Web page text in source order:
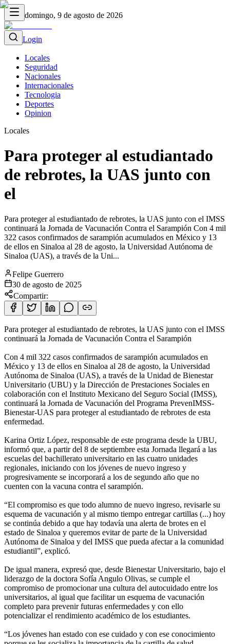
domingo, 9 de agosto de 2026
Login
Locales
Seguridad
Nacionales
Internacionales
Tecnologia
Deportes
Opinion
Locales
Para proteger al estudiantado
de rebrotes, la UAS junto con
el
Para proteger al estudiantado de rebrotes, la UAS junto con el IMSS
continuará la Jornada de Vacunación Contra el Sarampión Con 4 mil
322 casos confirmados de sarampión acumulados en México y 13
de ellos en Sinaloa al 28 de agosto, la Universidad Autónoma de
Sinaloa (UAS), a través de la Uni...
Felipe Guerrero
30 de agosto de 2025
Compartir:
Para proteger al estudiantado de rebrotes, la UAS junto con el IMSS
continuará la Jornada de Vacunación Contra el Sarampión
Con 4 mil 322 casos confirmados de sarampión acumulados en
México y 13 de ellos en Sinaloa al 28 de agosto, la Universidad
Autónoma de Sinaloa (UAS), a través de la Unidad de Bienestar
Universitario (UBU) y la Dirección de Prestaciones Sociales en
colaboración con el Instituto Mexicano del Seguro Social (IMSS),
continuará la Jornada de Vacunación del Programa PrevenIMSS-
Bienestar-UAS para proteger al estudiantado de rebrotes de esta
enfermedad.
Karina Ortiz López, responsable de este programa desde la UBU,
informó que, a partir del 8 de septiembre esta Jornada llegará a las
escuelas del bachillerato universitario en las cuatro unidades
regionales, iniciando con los jóvenes de nuevo ingreso y
progresivamente se incorporará a los de segundo año que no
cuenten con la vacuna contra el sarampión.
“El compromiso es que todo alumno de nuevo ingreso, revisarle su
esquema de vacunación y al mismo tiempo entregar cartillas (...) hoy
se continúa debido a que hay todavía una alerta de brotes en el
estado de Sinaloa y queremos evitar de parte de la Universidad
Autónoma de Sinaloa y del IMSS que pueda afectar a la comunidad
estudiantil”, explicó.
De igual manera, expresó que, desde Bienestar Universitario, bajo el
liderazgo de la doctora Sofía Angulo Olivas, se cumple el
compromiso de promocionar una cultura del autocuidado entre los
universitarios, al igual que facilitar un esquema de vacunación
completo para prevenir futuras enfermedades y con ello
potencializar el rendimiento académico de los estudiantes.
“Los jóvenes han estado con ese cuidado y con ese conocimiento